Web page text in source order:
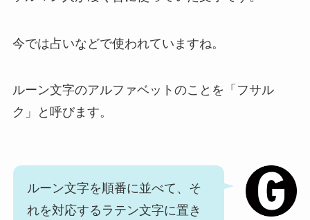
今では占いなどで使われていますね。
ルーン文字のアルファベットのことを「フサル
ク」と呼びます。
ルーン文字を順番に並べて、そ
れを対応するラテン文字に置き